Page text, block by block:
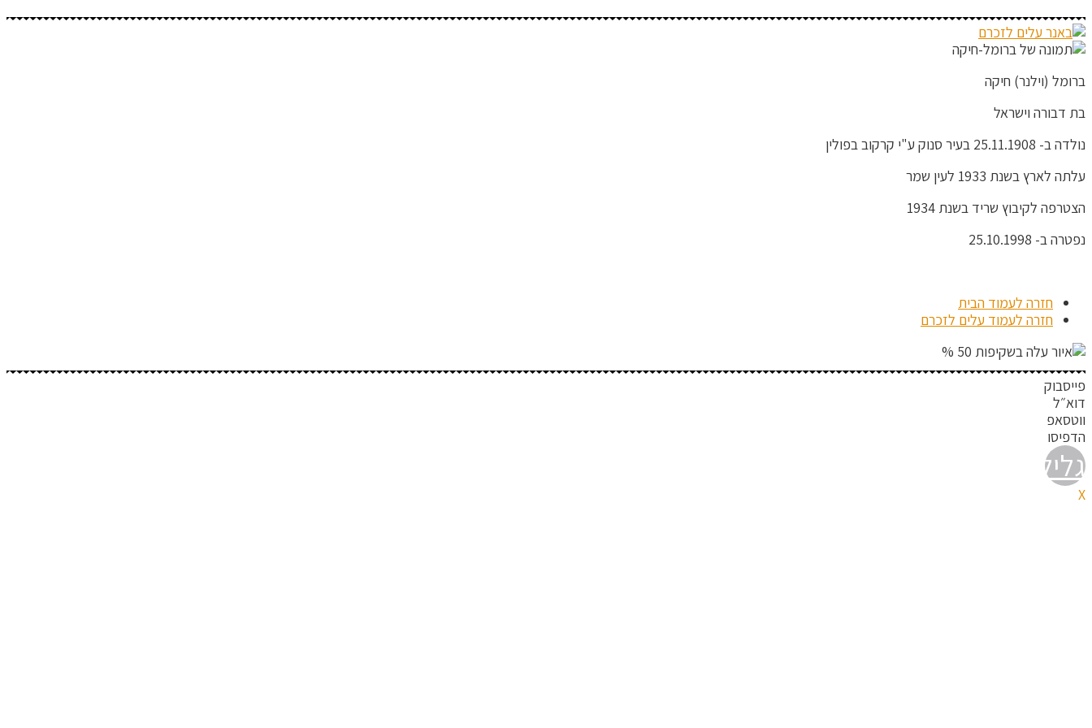
ברומל (וילנר) חיקה
בת דבורה וישראל
נולדה ב- 25.11.1908 בעיר סנוק ע"י קרקוב בפולין
עלתה לארץ בשנת 1933 לעין שמר
הצטרפה לקיבוץ שריד בשנת 1934
נפטרה ב- 25.10.1998
חזרה לעמוד הבית
חזרה לעמוד עלים לזכרם
פייסבוק
דוא״ל
ווטסאפ
הדפיסו
גלילה
לראש
X